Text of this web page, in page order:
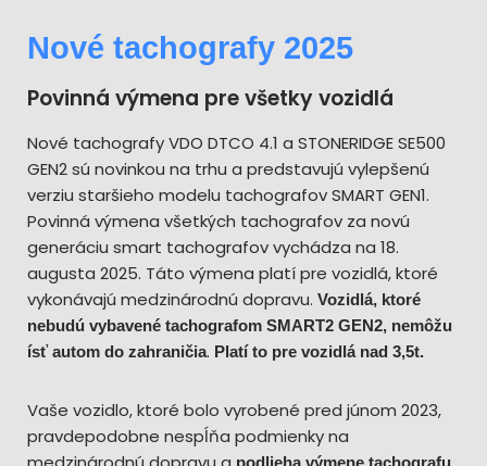
Nové tachografy 2025
Povinná výmena pre všetky vozidlá
Nové tachografy VDO DTCO 4.1 a STONERIDGE SE500
GEN2 sú novinkou na trhu a predstavujú vylepšenú
verziu staršieho modelu tachografov SMART GEN1.
Povinná výmena všetkých tachografov za novú
generáciu smart tachografov vychádza na 18.
augusta 2025. Táto výmena platí pre vozidlá, ktoré
vykonávajú medzinárodnú dopravu. Vozidlá, ktoré
nebudú vybavené tachografom SMART2 GEN2, nemôžu
ísť autom do zahraničia. Platí to pre vozidlá nad 3,5t.
Vaše vozidlo, ktoré bolo vyrobené pred júnom 2023,
pravdepodobne nespĺňa podmienky na